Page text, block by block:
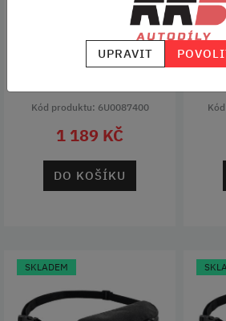
Ručně vyrobená z
recyklovaných autopásů.
Kód produktu: 6U0087400
1 189 KČ
DO KOŠÍKU
SKLADEM
UPRAVIT